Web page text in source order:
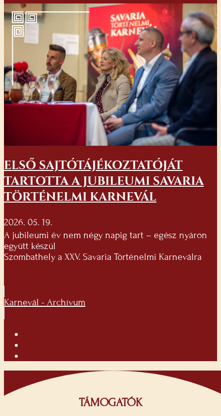
ELSŐ SAJTÓTÁJÉKOZTATÓJÁT
TARTOTTA A JUBILEUMI SAVARIA
TÖRTÉNELMI KARNEVÁL
2026. 05. 19.
A jubileumi év nem négy napig tart – egész nyáron
együtt készül
Szombathely a XXV. Savaria Történelmi Karneválra
Karnevál - Archívum
TÁMOGATÓK